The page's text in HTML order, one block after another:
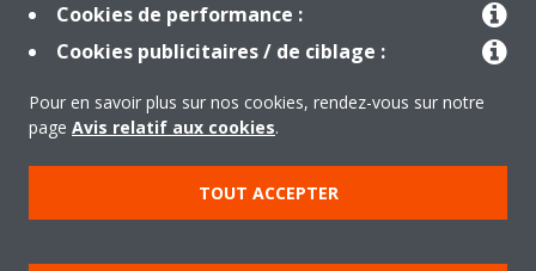
Solutions
À propos de Daikin
Copyright © Daikin
Mentions légales
Avis relatif aux cookies
Cookies de performance :
Cookies publicitaires / de ciblage :
Pour en savoir plus sur nos cookies, rendez-vous sur notre
page Avis relatif aux cookies.
TOUT ACCEPTER